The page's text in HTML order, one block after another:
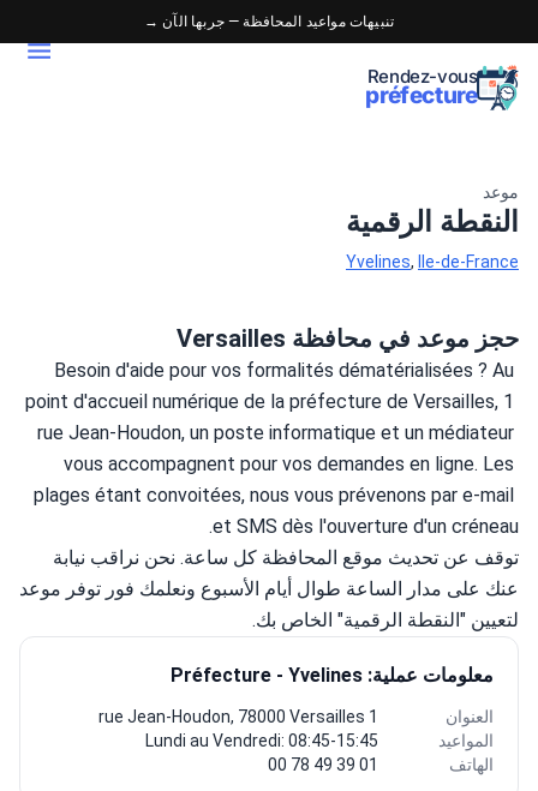
تنبيهات مواعيد المحافظة — جربها الآن →
Rendez-vous
préfecture
موعد
النقطة الرقمية
Yvelines, Ile-de-France
حجز موعد في محافظة Versailles
Besoin d'aide pour vos formalités dématérialisées ? Au
point d'accueil numérique de la préfecture de Versailles, 1
rue Jean-Houdon, un poste informatique et un médiateur
vous accompagnent pour vos demandes en ligne. Les
plages étant convoitées, nous vous prévenons par e-mail
et SMS dès l'ouverture d'un créneau.
لتعيين "النقطة الرقمية" الخاص بك.
معلومات عملية: Préfecture - Yvelines
العنوان
1 rue Jean-Houdon, 78000 Versailles
المواعيد
Lundi au Vendredi: 08:45-15:45
الهاتف
01 39 49 78 00